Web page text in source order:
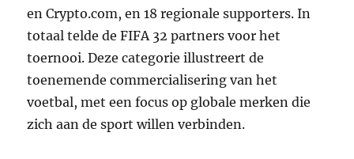
en Crypto.com, en 18 regionale supporters. In
totaal telde de FIFA 32 partners voor het
toernooi. Deze categorie illustreert de
toenemende commercialisering van het
voetbal, met een focus op globale merken die
zich aan de sport willen verbinden.